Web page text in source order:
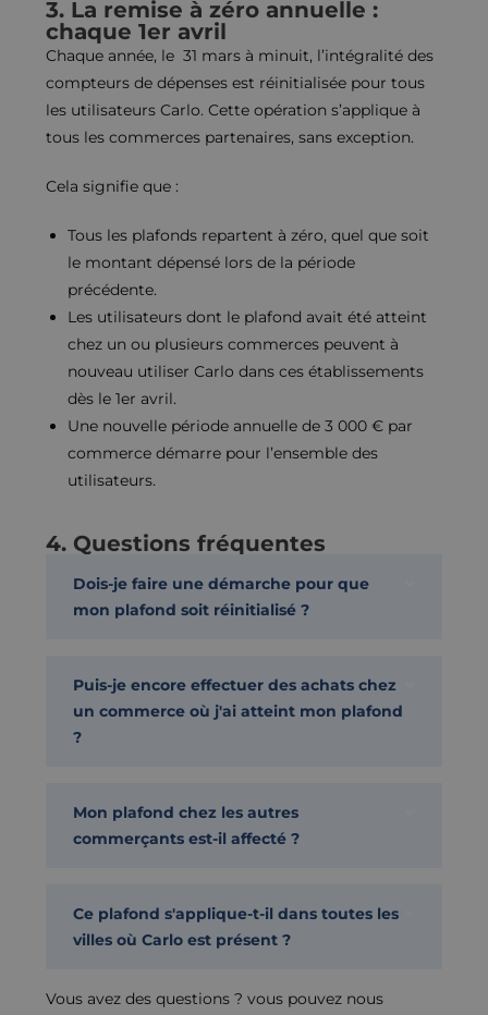
3. La remise à zéro annuelle :
chaque 1er avril
Chaque année, le 31 mars à minuit, l’intégralité des
compteurs de dépenses est réinitialisée pour tous
les utilisateurs Carlo. Cette opération s’applique à
tous les commerces partenaires, sans exception.
Cela signifie que :
Tous les plafonds repartent à zéro, quel que soit
le montant dépensé lors de la période
précédente.
Les utilisateurs dont le plafond avait été atteint
chez un ou plusieurs commerces peuvent à
nouveau utiliser Carlo dans ces établissements
dès le 1er avril.
Une nouvelle période annuelle de 3 000 € par
commerce démarre pour l’ensemble des
utilisateurs.
4. Questions fréquentes
Dois-je faire une démarche pour que
mon plafond soit réinitialisé ?
Puis-je encore effectuer des achats chez
un commerce où j'ai atteint mon plafond
?
Mon plafond chez les autres
commerçants est-il affecté ?
Ce plafond s'applique-t-il dans toutes les
villes où Carlo est présent ?
Vous avez des questions ? vous pouvez nous